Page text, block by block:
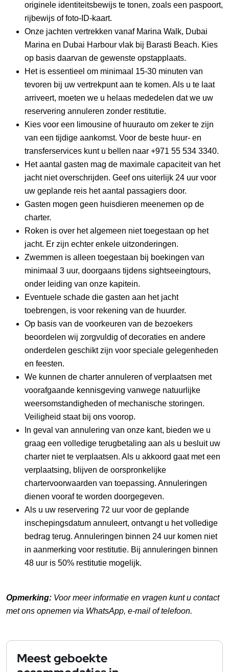
originele identiteitsbewijs te tonen, zoals een paspoort,
rijbewijs of foto-ID-kaart.
Onze jachten vertrekken vanaf Marina Walk, Dubai
Marina en Dubai Harbour vlak bij Barasti Beach. Kies
op basis daarvan de gewenste opstapplaats.
Het is essentieel om minimaal 15-30 minuten van
tevoren bij uw vertrekpunt aan te komen. Als u te laat
arriveert, moeten we u helaas mededelen dat we uw
reservering annuleren zonder restitutie.
Kies voor een limousine of huurauto om zeker te zijn
van een tijdige aankomst. Voor de beste huur- en
transferservices kunt u bellen naar +971 55 534 3340.
Het aantal gasten mag de maximale capaciteit van het
jacht niet overschrijden. Geef ons uiterlijk 24 uur voor
uw geplande reis het aantal passagiers door.
Gasten mogen geen huisdieren meenemen op de
charter.
Roken is over het algemeen niet toegestaan ​​op het
jacht. Er zijn echter enkele uitzonderingen.
Zwemmen is alleen toegestaan ​​bij boekingen van
minimaal 3 uur, doorgaans tijdens sightseeingtours,
onder leiding van onze kapitein.
Eventuele schade die gasten aan het jacht
toebrengen, is voor rekening van de huurder.
Op basis van de voorkeuren van de bezoekers
beoordelen wij zorgvuldig of decoraties en andere
onderdelen geschikt zijn voor speciale gelegenheden
en feesten.
We kunnen de charter annuleren of verplaatsen met
voorafgaande kennisgeving vanwege natuurlijke
weersomstandigheden of mechanische storingen.
Veiligheid staat bij ons voorop.
In geval van annulering van onze kant, bieden we u
graag een volledige terugbetaling aan als u besluit uw
charter niet te verplaatsen. Als u akkoord gaat met een
verplaatsing, blijven de oorspronkelijke
chartervoorwaarden van toepassing. Annuleringen
dienen vooraf te worden doorgegeven.
Als u uw reservering 72 uur voor de geplande
inschepingsdatum annuleert, ontvangt u het volledige
bedrag terug. Annuleringen binnen 24 uur komen niet
in aanmerking voor restitutie. Bij annuleringen binnen
48 uur is 50% restitutie mogelijk.
Opmerking: Voor meer informatie en vragen kunt u contact
met ons opnemen via WhatsApp, e-mail of telefoon.
Meest geboekte